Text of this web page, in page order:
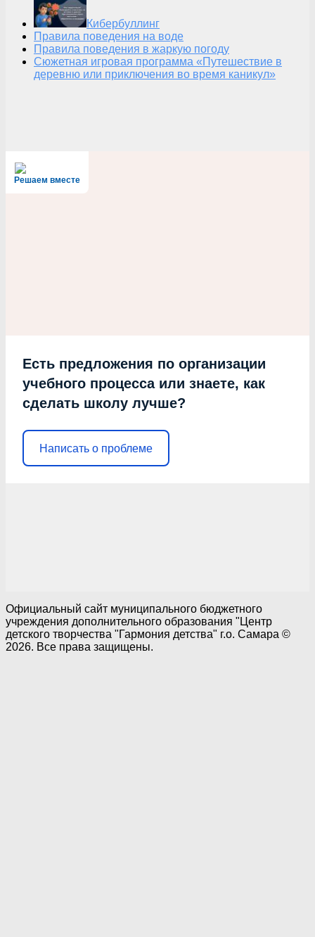
Кибербуллинг
Правила поведения на воде
Правила поведения в жаркую погоду
Сюжетная игровая программа «Путешествие в
деревню или приключения во время каникул»
Решаем вместе
Есть предложения по организации
учебного процесса или знаете, как
сделать школу лучше?
Написать о проблеме
Официальный сайт муниципального бюджетного
учреждения дополнительного образования "Центр
детского творчества "Гармония детства" г.о. Самара ©
2026. Все права защищены.